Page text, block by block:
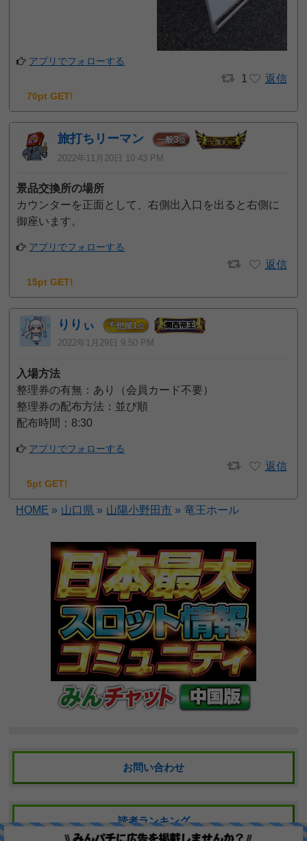
アプリでフォローする
1 返信
70pt GET!
旅打ちリーマン 一般3位
2022年11月20日 10:43 PM
景品交換所の場所
カウンターを正面として、右側出入口を出ると右側に
御座います。
アプリでフォローする
返信
15pt GET!
りりぃ 予想屋1位
2022年1月29日 9:50 PM
入場方法
整理券の有無：あり（会員カード不要）
整理券の配布方法：並び順
配布時間：8:30
アプリでフォローする
返信
5pt GET!
HOME » 山口県 » 山陽小野田市 » 竜王ホール
お問い合わせ
読者ランキング